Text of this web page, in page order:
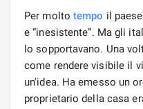
Per molto tempo il
e “inesistente”. Ma gli
lo sopportavano. Una
come rendere visibile il
un'idea. Ha emesso un
proprietario della casa